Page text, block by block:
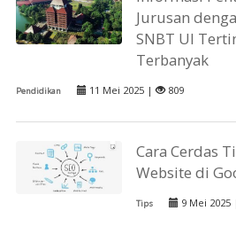
Jurusan
SNBT UI
Terbanyak
Pendidikan 11 Mei 2025 | 809
Cara Cerdas
Website di
Tips 9 Mei